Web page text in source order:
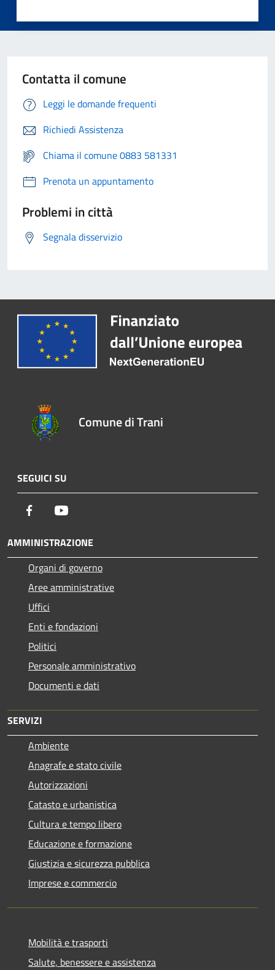
Contatta il comune
Leggi le domande frequenti
Richiedi Assistenza
Chiama il comune 0883 581331
Prenota un appuntamento
Problemi in città
Segnala disservizio
Comune di Trani
SEGUICI SU
Facebook
AMMINISTRAZIONE
Organi di governo
Aree amministrative
Uffici
Enti e fondazioni
Politici
Personale amministrativo
Documenti e dati
SERVIZI
Ambiente
Anagrafe e stato civile
Autorizzazioni
Catasto e urbanistica
Cultura e tempo libero
Educazione e formazione
Giustizia e sicurezza pubblica
Imprese e commercio
Mobilità e trasporti
Salute, benessere e assistenza